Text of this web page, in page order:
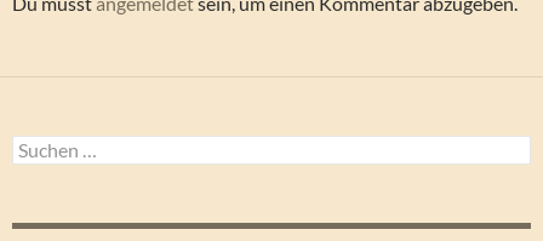
Suchen
nach: